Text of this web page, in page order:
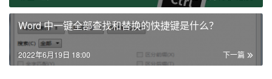
Word 中一键全部查找和替换的快捷键是什么？
下一篇
2022年6月19日 18:00